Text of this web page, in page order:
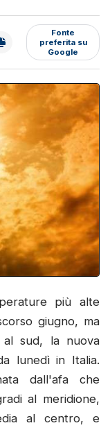
Fonte
preferita su
Google
più alte
giugno, ma
sud, la nuova
lunedì in Italia.
dall'afa che
al meridione,
al centro, e